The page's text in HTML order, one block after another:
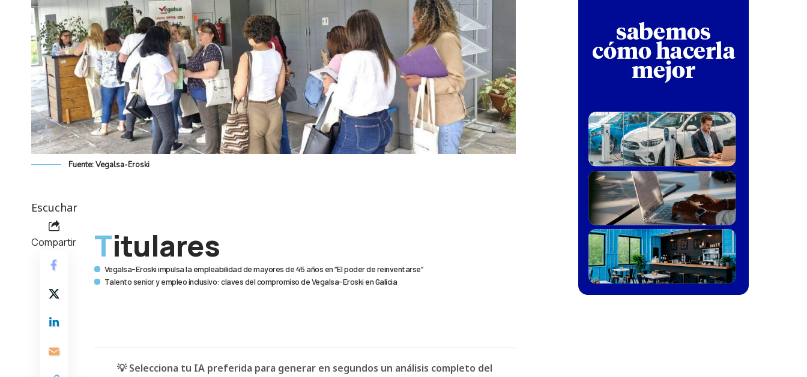
Fuente: Vegalsa-Eroski
Escuchar
Compartir Titulares
Vegalsa-Eroski impulsa la empleabilidad de mayores de 45 años en “El poder de reinventarse”
Talento senior y empleo inclusivo: claves del compromiso de Vegalsa-Eroski en Galicia
💡 Selecciona tu IA preferida para generar en segundos un análisis completo del